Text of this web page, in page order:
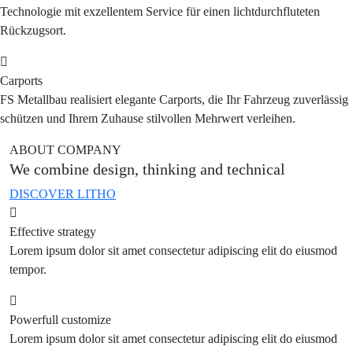
Technologie mit exzellentem Service für einen lichtdurchfluteten
Rückzugsort.
Carports
FS Metallbau realisiert elegante Carports, die Ihr Fahrzeug zuverlässig
schützen und Ihrem Zuhause stilvollen Mehrwert verleihen.
ABOUT COMPANY
We combine design, thinking and technical
DISCOVER LITHO
Effective strategy
Lorem ipsum dolor sit amet consectetur adipiscing elit do eiusmod
tempor.
Powerfull customize
Lorem ipsum dolor sit amet consectetur adipiscing elit do eiusmod